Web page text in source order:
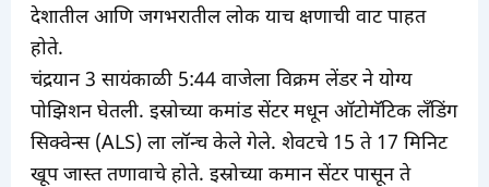
देशातील आणि जगभरातील लोक याच क्षणाची वाट पाहत
होते.
चंद्रयान 3 सायंकाळी 5:44 वाजेला विक्रम लेंडर ने योग्य
पोझिशन घेतली. इस्रोच्या कमांड सेंटर मधून ऑटोमॅटिक लँडिंग
सिक्वेन्स (ALS) ला लॉन्च केले गेले. शेवटचे 15 ते 17 मिनिट
खूप जास्त तणावाचे होते. इस्रोच्या कमान सेंटर पासून ते